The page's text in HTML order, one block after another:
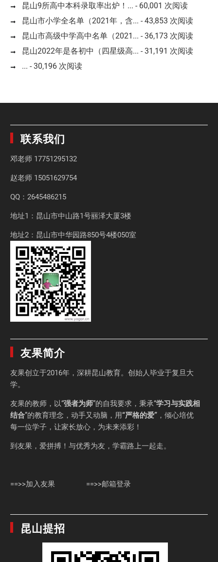
昆山9所高中本科录取率出炉！... - 60,001 次阅读
昆山市小学全名单（2021年，含... - 43,853 次阅读
昆山市高级中学高中名单（2021... - 36,173 次阅读
昆山2022年是各初中（四星级高... - 31,191 次阅读
... - 30,196 次阅读
联系我们
邓老师 17751295132
赵老师 15051629754
QQ：2645486215
地址1：昆山市中山路1号丽泽大厦3楼
地址2：昆山市中华园路850号4楼050室
友果简介
友果创立于2016年，深耕昆山教育。创始人毕业于复旦大
学。
友果的教师，以“强者为师”的自我要求，秉承“学习与实践相
结合”的教育理念，动手又动脑，用“严格的爱” ，倾心培优
每一位学子，让家长放心，为未来添彩！
到友果，爱拼搏！与优秀为友，学霸路上一起走。
==>>加入友果 ==>>邮箱登录
昆山提招